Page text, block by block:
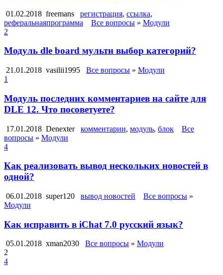
01.02.2018 freemans регистрация, ссылка,
реферальнаяпрограмма
Все вопросы » Модули
2
Модуль dle board мульти выбор категорий?
21.01.2018 vasilii1995 Все вопросы » Модули
1
Модуль последних комментариев на сайте для
DLE 12. Что посоветуете?
17.01.2018 Denexter комментарии, модуль, блок
Все
вопросы » Модули
4
Как реализовать вывод нескольких новостей в
одной?
06.01.2018 super120 вывод новостей Все вопросы »
Модули
Как исправить в iChat 7.0 русский язык?
05.01.2018 xman2030 Все вопросы » Модули
2
4